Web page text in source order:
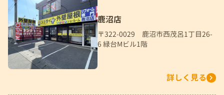
鹿沼店
〒322-0029 鹿沼市西茂呂1丁目26-
6 緑台Mビル1階
詳しく見る